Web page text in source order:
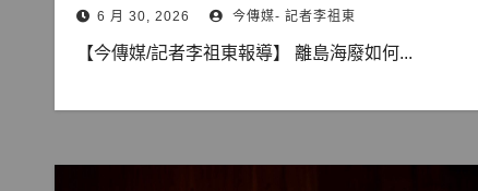
6 月 30, 2026 今傳媒- 記者李祖東
【今傳媒/記者李祖東報導】 離島海廢如何...